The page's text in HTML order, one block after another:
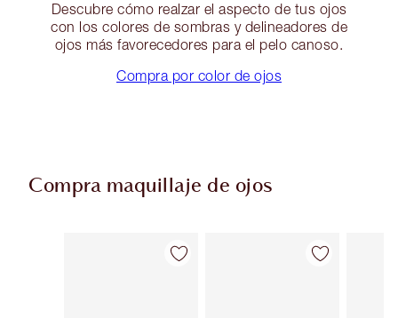
Descubre cómo realzar el aspecto de tus ojos
con los colores de sombras y delineadores de
ojos más favorecedores para el pelo canoso.
Compra por color de ojos
Compra maquillaje de ojos
Artículo 1 de 73 Artículo 2 de 73